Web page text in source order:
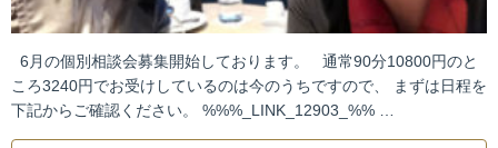
6月の個別相談会募集開始しております。 通常90分10800円のと
ころ3240円でお受けしているのは今のうちですので、 まずは日程を
下記からご確認ください。 %%%_LINK_12903_%% …